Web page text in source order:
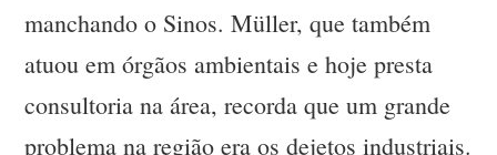
manchando o Sinos. Müller, que também
atuou em órgãos ambientais e hoje presta
consultoria na área, recorda que um grande
problema na região era os dejetos industriais.